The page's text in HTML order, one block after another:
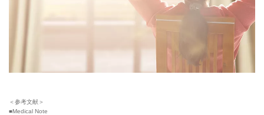
＜参考文献＞
■Medical Note